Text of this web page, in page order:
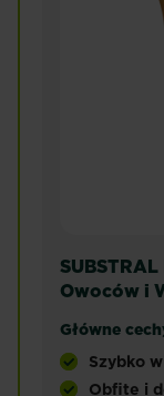
Owoców i
Główne
Szybko
Obfite i